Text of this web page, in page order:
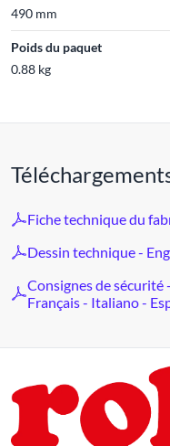
490 mm
Poids du paquet
0.88 kg
Fiche technique du
Dessin technique -
Consignes de sécurité
Français - Italiano -